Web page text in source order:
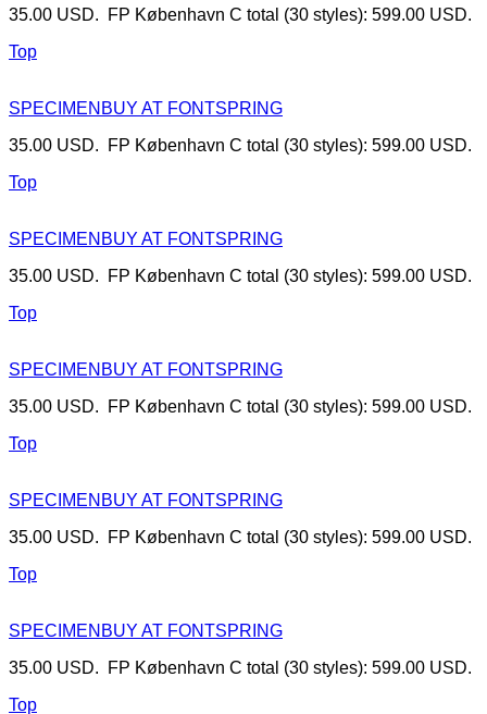
35.00 USD. FP København C total (30 styles): 599.00 USD.
Top
SPECIMEN BUY AT FONTSPRING
35.00 USD. FP København C total (30 styles): 599.00 USD.
Top
SPECIMEN BUY AT FONTSPRING
35.00 USD. FP København C total (30 styles): 599.00 USD.
Top
SPECIMEN BUY AT FONTSPRING
35.00 USD. FP København C total (30 styles): 599.00 USD.
Top
SPECIMEN BUY AT FONTSPRING
35.00 USD. FP København C total (30 styles): 599.00 USD.
Top
SPECIMEN BUY AT FONTSPRING
35.00 USD. FP København C total (30 styles): 599.00 USD.
Top